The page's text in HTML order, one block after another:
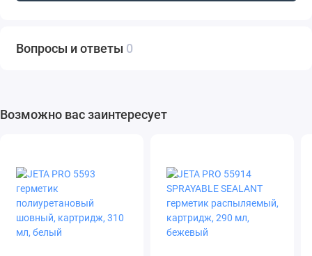
Вопросы и ответы 0
Возможно вас заинтересует